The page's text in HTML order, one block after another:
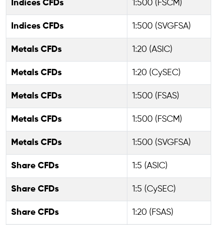
Indices CFDs 1:500 (FSCM)
Indices CFDs 1:500 (SVGFSA)
Metals CFDs 1:20 (ASIC)
Metals CFDs 1:20 (CySEC)
Metals CFDs 1:500 (FSAS)
Metals CFDs 1:500 (FSCM)
Metals CFDs 1:500 (SVGFSA)
Share CFDs 1:5 (ASIC)
Share CFDs 1:5 (CySEC)
Share CFDs 1:20 (FSAS)